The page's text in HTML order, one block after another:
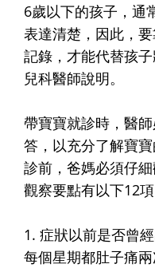
6歲以下的孩子，通
表達清楚，因此，
記錄，才能代替孩
兒科醫師說明。
帶寶寶就診時，醫
答，以充分了解寶
診前，爸媽必須仔
觀察要點有以下12項
1. 症狀以前是否曾
每個星期都肚子痛兩